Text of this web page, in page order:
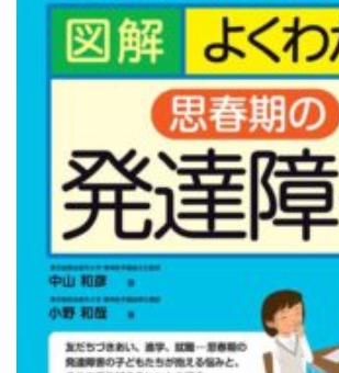
お知らせ
2021.10.31
《重要なお知らせ》書籍ご購入時のポイント...
お知らせ
2021.10.30
メルマガ会員さま募集中！...
2021.10.30
ホームページをリニューアルしました。...